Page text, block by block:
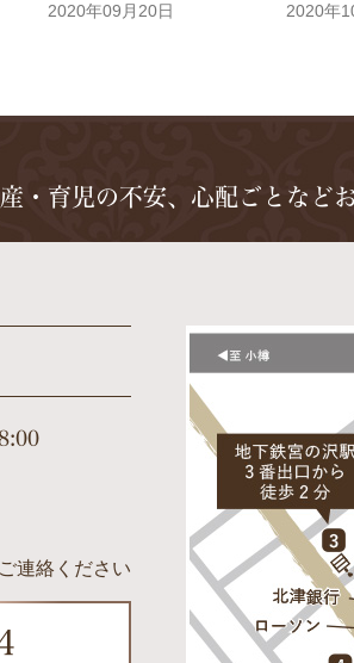
2020年09月20日 2020年
・育児の不安、心配ごとなど
連絡ください